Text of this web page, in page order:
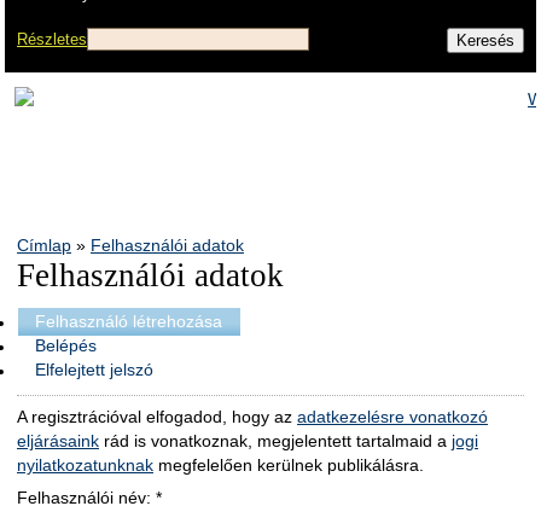
Részletes
Címlap » Felhasználói adatok
Felhasználói adatok
Felhasználó létrehozása
Belépés
Elfelejtett jelszó
A regisztrációval elfogadod, hogy az adatkezelésre vonatkozó
eljárásaink rád is vonatkoznak, megjelentett tartalmaid a jogi
nyilatkozatunknak megfelelően kerülnek publikálásra.
Felhasználói név: *